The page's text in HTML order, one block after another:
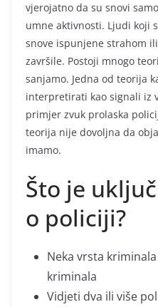
vjerojatno da su snovi
umne aktivnosti. Ljudi koji
snove ispunjene strahom
završile. Postoji mnogo
sanjamo. Jedna od teorija
interpretirati kao signali iz
primjer zvuk prolaska
teorija nije dovoljna da
imamo.
Što je
o policiji?
Neka vrsta
kriminala
Vidjeti dva ili više